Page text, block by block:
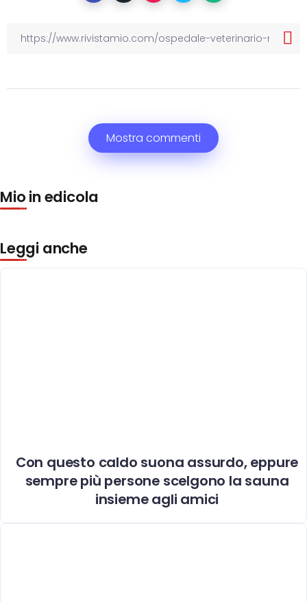
Mostra commenti
Mio in edicola
Leggi anche
Con questo caldo suona assurdo, eppure
sempre più persone scelgono la sauna
insieme agli amici